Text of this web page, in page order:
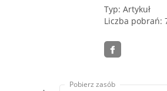
Typ: Artykuł
Liczba pobrań:
Pobierz zasób